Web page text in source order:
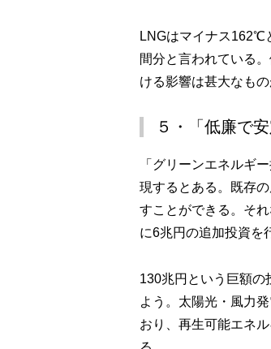
LNGはマイナス162℃
間分と言われている
ける影響は甚大なもの
５・「低廉で
「グリーンエネルギ
現するとある。既存
すことができる。そ
に6兆円の追加投資を
130兆円という巨額の
よう。太陽光・風力
おり、再生可能エネ